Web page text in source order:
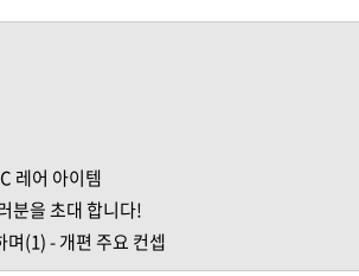
레어 아이템
분을 초대 합니다!
며(1) - 개편 주요 컨셉